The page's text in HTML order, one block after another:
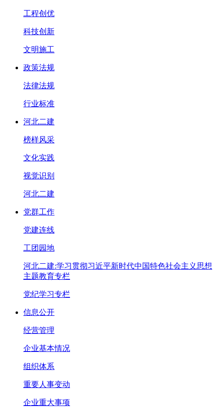
工程创优
科技创新
文明施工
政策法规
法律法规
行业标准
河北二建
榜样风采
文化实践
视觉识别
河北二建
党群工作
党建连线
工团园地
河北二建:学习贯彻习近平新时代中国特色社会主义思想
主题教育专栏
党纪学习专栏
信息公开
经营管理
企业基本情况
组织体系
重要人事变动
企业重大事项